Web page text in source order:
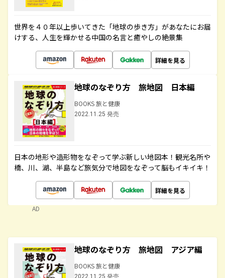
世界を４０年以上歩いてきた「地球の歩き方」があなたにお届
けする、人生を輝かせる中国の名言と癒やしの絶景集
詳細を見る
地球のなぞり方 旅地図 日本編
BOOKS 旅と健康
2022.11.25 発売
日本の地形や造形物をなぞって学ぶ新しい地図本！観光名所や
橋、川、湖、半島など旅気分で地図をなぞって脳もイキイキ！
詳細を見る
AD
地球のなぞり方 旅地図 アジア編
BOOKS 旅と健康
2022.11.25 発売